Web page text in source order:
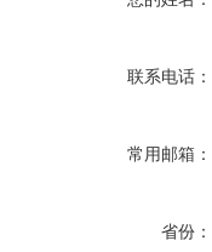
联系电话：
常用邮箱：
省份：